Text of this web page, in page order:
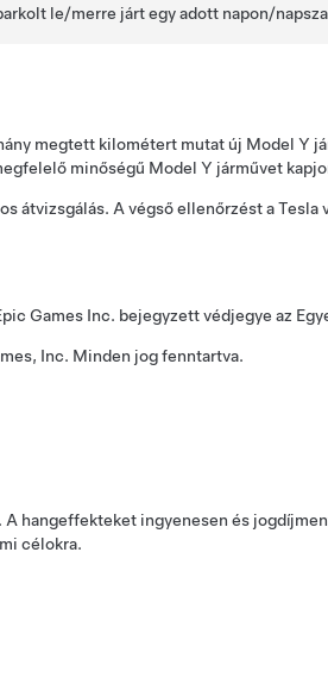
le/merre járt egy adott napon/
megtett kilométert mutat új Model Y
minőségű Model Y járművet
átvizsgálás. A végső ellenőrzést a Tesla
Games Inc. bejegyzett védjegye az
Inc. Minden jog fenntartva.
hangeffekteket ingyenesen és
célokra.